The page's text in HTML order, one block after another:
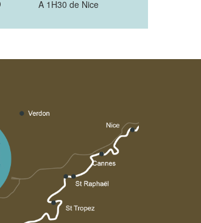
A 1H30 de Nice